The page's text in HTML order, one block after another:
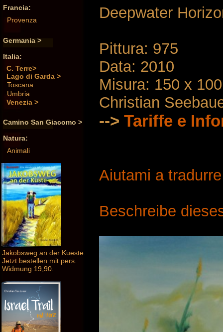
Francia:
Provenza
Germania >
Italia:
C. Terre>
Lago di Garda >
Toscana
Umbria
Venezia >
Camino San Giacomo >
Natura:
Animali
Jakobsweg an der Kueste.
Jetzt bestellen mit pers.
Widmung 19,90.
Deepwater
Pittura: 975
Data: 2010
Misura: 150 x
Christian
--> Tariffe e
Aiutami a
Beschreibe